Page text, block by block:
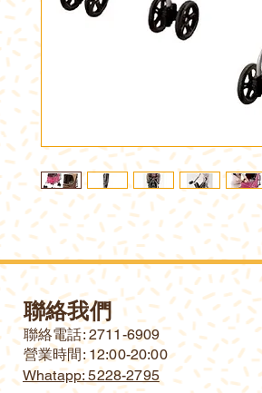
聯絡我們
​聯絡電話: 2711-6909
營業時間: 12:00-20:00
Whatapp: 5228-2795